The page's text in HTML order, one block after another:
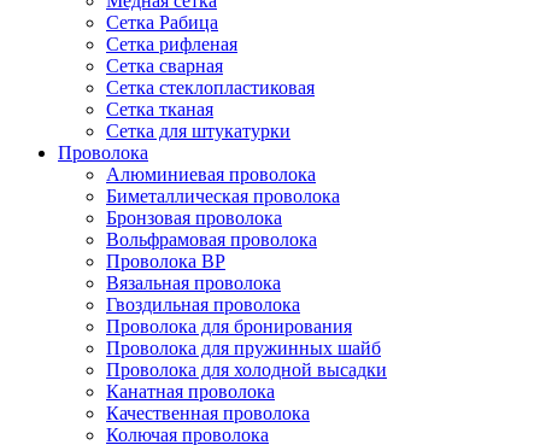
Сетка Рабица
Сетка рифленая
Сетка сварная
Сетка стеклопластиковая
Сетка тканая
Сетка для штукатурки
Проволока
Алюминиевая проволока
Биметаллическая проволока
Бронзовая проволока
Вольфрамовая проволока
Проволока ВР
Вязальная проволока
Гвоздильная проволока
Проволока для бронирования
Проволока для пружинных шайб
Проволока для холодной высадки
Канатная проволока
Качественная проволока
Колючая проволока